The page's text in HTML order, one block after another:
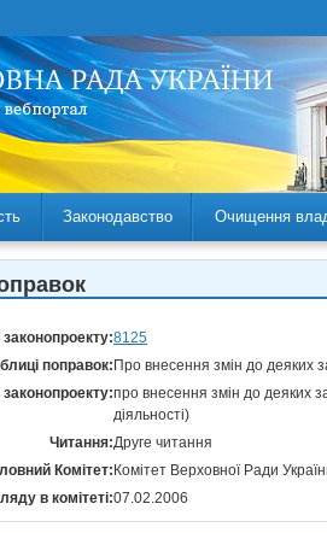
Законодавство Очищення
8125
поправок: Про внесення змін до деяких
законопроекту:про внесення змін до деяких
діяльності)
Читання:Друге читання
Комітет: Комітет Верховної Ради
в комітеті:07.02.2006